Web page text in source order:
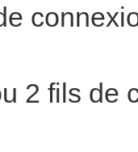
2 fils de